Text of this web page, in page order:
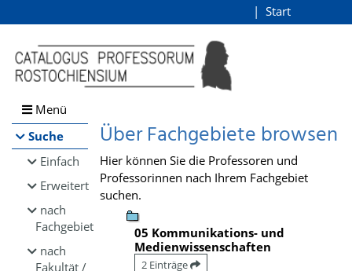
Browsen
direkt zum Inhalt
Start
Menü
Suche
Einfach
Erweitert
nach
Fachgebiet
nach
Fakultät /
Über Fachgebiete browsen
Hier können Sie die Professoren und
Professorinnen nach Ihrem Fachgebiet
suchen.
05 Kommunikations- und
Medienwissenschaften
2 Einträge